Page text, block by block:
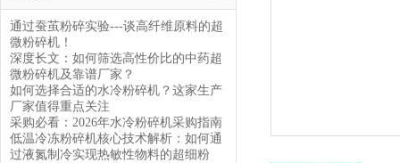
通过蚕茧粉碎实验---谈高纤维原料的超
微粉碎机！
深度长文：如何筛选高性价比的中药超
微粉碎机及靠谱厂家？
如何选择合适的水冷粉碎机？这家生产
厂家值得重点关注
采购必看：2026年水冷粉碎机采购指南
低温冷冻粉碎机核心技术解析：如何通
过液氮制冷实现热敏性物料的超细粉